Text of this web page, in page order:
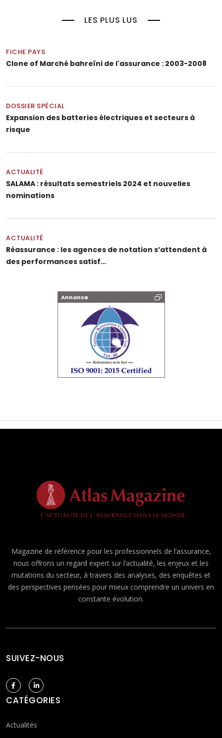
LES PLUS LUS
FICHE PAYS
Clone of Marché bahreïni de l'assurance : 2003-2008
DOSSIER SPÉCIAL
Expansion des batteries électriques et secteurs à
risque
ACTUALITÉ
SALAMA : résultats semestriels 2024 et nouvelles
nominations
ACTUALITÉ
Réassurance : les agences de notation s’attendent à
des performances satisf…
Annonce
Magazine de référence pour les professionnels de l’assurance,
nous offrons un regard expert sur l’actualité, les enjeux et les
mutations du secteur, à travers des analyses, des enquêtes et
des perspectives pensées pour mieux comprendre un univers en
constante évolution.
SUIVEZ-NOUS
CATÉGORIES
Actualités